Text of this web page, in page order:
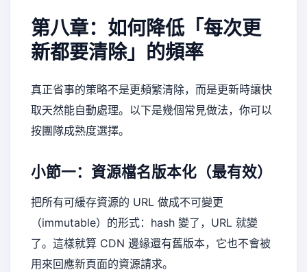
第八章：如何降低「每次更
新都要清除」的頻率
真正省事的策略不是更頻繁清除，而是更新時讓快
取天然能自動處理。以下是幾個常見做法，你可以
按團隊成熟度選擇。
小節一：資源檔名版本化（最有效）
把所有可緩存資源的 URL 做成不可變更
（immutable）的形式：hash 變了，URL 就變
了。這樣就算 CDN 邊緣還有舊版本，它也不會被
用來回應新頁面的資源請求。